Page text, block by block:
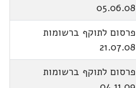
05.06.08
פרסום לתוקף ברשומות
21.07.08
פרסום לתוקף ברשומות